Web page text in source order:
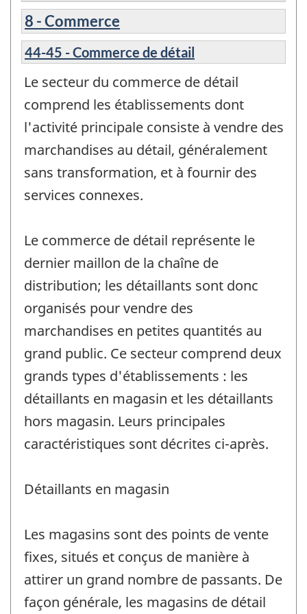
8 - Commerce
44-45 - Commerce de détail
Le secteur du commerce de détail
comprend les établissements dont
l'activité principale consiste à vendre des
marchandises au détail, généralement
sans transformation, et à fournir des
services connexes.
Le commerce de détail représente le
dernier maillon de la chaîne de
distribution; les détaillants sont donc
organisés pour vendre des
marchandises en petites quantités au
grand public. Ce secteur comprend deux
grands types d'établissements : les
détaillants en magasin et les détaillants
hors magasin. Leurs principales
caractéristiques sont décrites ci-après.
Détaillants en magasin
Les magasins sont des points de vente
fixes, situés et conçus de manière à
attirer un grand nombre de passants. De
façon générale, les magasins de détail